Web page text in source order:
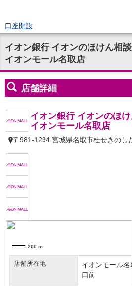
口座開設
ログイン
チャット
メニュー
商品・サービス
預金
円預金TOP
定期預金
積立式定期預金
外貨預金 TOP
NISA
金銭信託のしくみ
取扱商品一覧
iDeCo・国民年金基金
iDeCo（個人型確定拠出年金）
イオン銀行 イオンのほけん相談
イオンモール名取店